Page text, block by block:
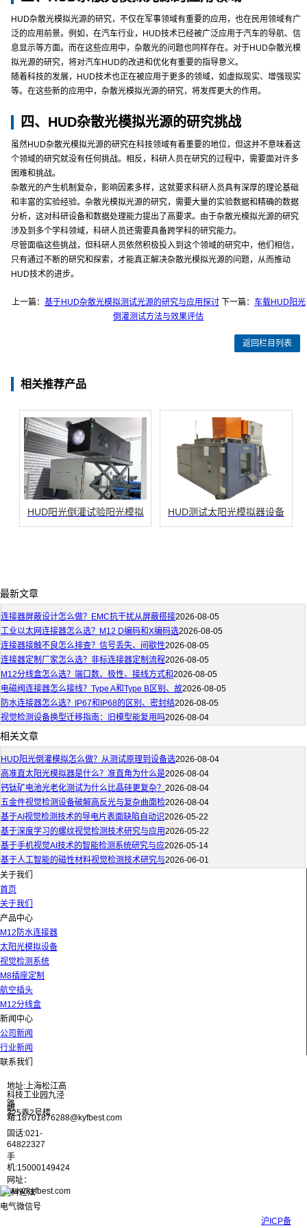
HUD杂散光模拟光源的研究，不仅在军事领域有重要的应用，也在民用领域有广
泛的应用前景。例如，在汽车行业，HUD技术已经被广泛应用于汽车的导航、信
息显示等方面。而在这些应用中，杂散光的问题也同样存在。对于HUD杂散光模
拟光源的研究，将对汽车HUD的改进和优化有重要的指导意义。
随着科技的发展，HUD技术也正在被应用于更多的领域，如虚拟现实、增强现实
等。在这些新的应用中，杂散光模拟光源的研究，将发挥更大的作用。
四、HUD杂散光模拟光源的研究挑战
虽然HUD杂散光模拟光源的研究在科技领域有着重要的地位，但这并不意味着这
个领域的研究就没有任何挑战。相反，科研人员在研究的过程中，需要面对许多
困难和挑战。
杂散光的产生机制复杂，影响因素多样，这就要求科研人员具有深厚的理论基础
和丰富的实验经验。杂散光模拟光源的研究，需要大量的实验数据和精确的数据
分析，这对科研设备和数据处理能力提出了高要求。由于杂散光模拟光源的研究
涉及到多个学科领域，科研人员还需要具备跨学科的研究能力。
尽管面临这些挑战，但科研人员依然积极投入到这个领域的研究中，他们相信，
只有通过不断的研究和探索，才能真正解决杂散光模拟光源的问题，从而推动
HUD技术的进步。
上一篇： 基于HUD杂散光模拟测试光源的研究与应用探讨下一篇： 车载HUD阳光
倒灌测试方法与效果评估
返回栏目列表
相关推荐产品
HUD阳光倒灌试验阳光模拟 HUD测试太阳光模拟器设备
最新文章
连接器屏蔽设计怎么做？EMC抗干扰从屏蔽搭接2026-08-05
工业以太网连接器怎么选？M12 D编码和X编码选2026-08-05
连接器接触不良怎么排查？信号丢失、间歇性2026-08-05
连接器定制厂家怎么选？非标连接器定制流程2026-08-05
M12分线盒怎么选？端口数、极性、接线方式和2026-08-05
电磁阀连接器怎么接线？Type A和Type B区别、故2026-08-05
防水连接器怎么选？IP67和IP68的区别、密封结2026-08-05
视觉检测设备换型迁移指南：旧模型能复用吗2026-08-04
相关文章
HUD阳光倒灌模拟怎么做？从测试原理到设备选2026-08-04
高准直太阳光模拟器是什么？准直角为什么是2026-08-04
钙钛矿电池光老化测试为什么比晶硅更复杂？ 2026-08-04
五金件视觉检测设备破解高反光与复杂曲面检2026-08-04
基于AI视觉检测技术的导电片表面缺陷自动识2026-05-22
基于深度学习的螺纹视觉检测技术研究与应用2026-05-22
基于手机视觉AI技术的智能检测系统研究与应2026-05-14
基于人工智能的磁性材料视觉检测技术研究与2026-06-01
关于我们
首页
关于我们
产品中心
M12防水连接器
太阳光模拟设备
视觉检测系统
M8插座定制
航空插头
M12分线盒
新闻中心
公司新闻
行业新闻
联系我们
地址:上海松江高
科技工业园九泾
路
325弄2号楼
邮
箱:18701876288@kyfbest.com
固话:021-
64822327
手
机:15000149424
网址：
www.kyfbest.com
沪ICP备